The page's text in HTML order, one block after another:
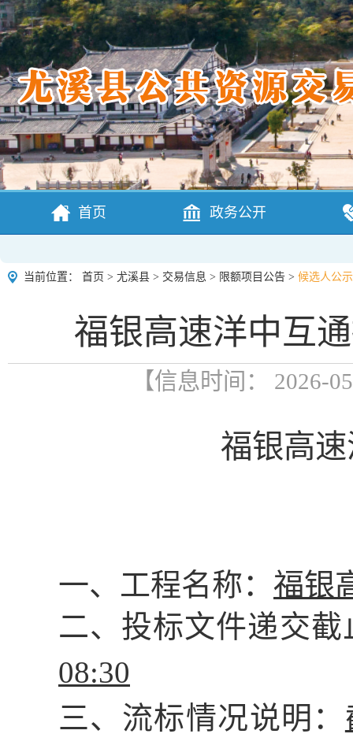
首页 政务公开
当前位置： 首页 > 尤溪县 > 交易信息 > 限额项目公告 > 候选人公示
福银高速洋中互
【信息时间： 2026-
福银高
一、 工程名称： 福银
二、投标文件递交
08:30
三、流标情况说明：